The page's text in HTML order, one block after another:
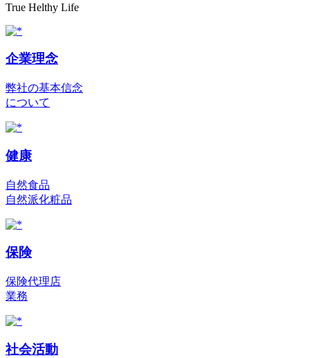
True Helthy Life
企業理念
弊社の基本信念
について
健康
自然食品
自然派化粧品
保険
保険代理店
業務
社会活動